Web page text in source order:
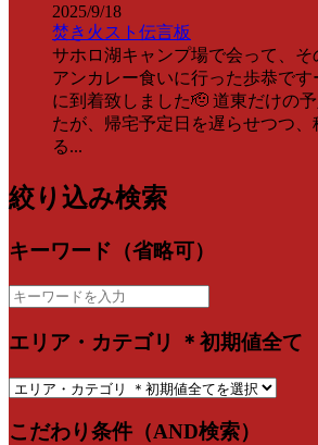
2025/9/18
焚き火スト伝言板
サホロ湖キャンプ場で会って、
アンカレー食いに行った歩恭で
に到着致しました🫡 道東だけの
たが、帰宅予定日を遅らせつつ、
る...
絞り込み検索
キーワード（省略可）
エリア・カテゴリ ＊初期値全て
こだわり条件（AND検索）